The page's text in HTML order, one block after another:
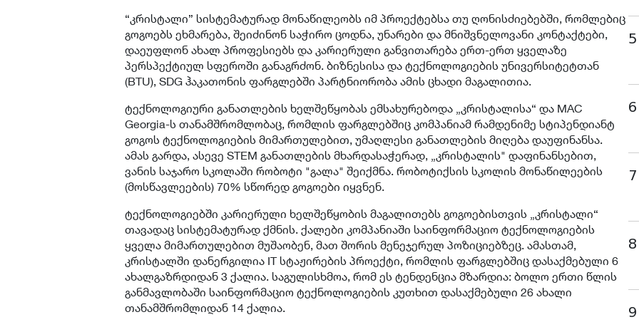
“კრისტალი” სისტემატურად მონაწილეობს იმ პროექტებსა თუ ღონისძიებებში, რომლებიც
გოგოებს ეხმარება, შეიძინონ საჭირო ცოდნა, უნარები და მნიშვნელოვანი კონტაქტები,
დაეუფლონ ახალ პროფესიებს და კარიერული განვითარება ერთ-ერთ ყველაზე
პერსპექტიულ სფეროში განაგრძონ. ბიზნესისა და ტექნოლოგიების უნივერსიტეტთან
(BTU), SDG ჰაკათონის ფარგლებში პარტნიორობა ამის ცხადი მაგალითია.
ტექნოლოგიური განათლების ხელშეწყობას ემსახურებოდა „კრისტალისა“ და MAC
Georgia-ს თანამშრომლობაც, რომლის ფარგლებშიც კომპანიამ რამდენიმე სტიპენდიანტ
გოგოს ტექნოლოგიების მიმართულებით, უმაღლესი განათლების მიღება დაუფინანსა.
ამას გარდა, ასევე STEM განათლების მხარდასაჭერად, „კრისტალის" დაფინანსებით,
ვანის საჯარო სკოლაში რობოტი "გალა" შეიქმნა. რობოტიქსის სკოლის მონაწილეების
(მოსწავლეების) 70% სწორედ გოგოები იყვნენ.
ტექნოლოგიებში კარიერული ხელშეწყობის მაგალითებს გოგოებისთვის „კრისტალი“
თავადაც სისტემატურად ქმნის. ქალები კომპანიაში საინფორმაციო ტექნოლოგიების
ყველა მიმართულებით მუშაობენ, მათ შორის მენეჯერულ პოზიციებზეც. ამასთამ,
კრისტალში დანერგილია IT სტაჟირების პროექტი, რომლის ფარგლებშიც დასაქმებული 6
ახალგაზრდიდან 3 ქალია. საგულისხმოა, რომ ეს ტენდენცია მზარდია: ბოლო ერთი წლის
განმავლობაში საინფორმაციო ტექნოლოგიების კუთხით დასაქმებული 26 ახალი
თანამშრომლიდან 14 ქალია.
5
6
7
8
9